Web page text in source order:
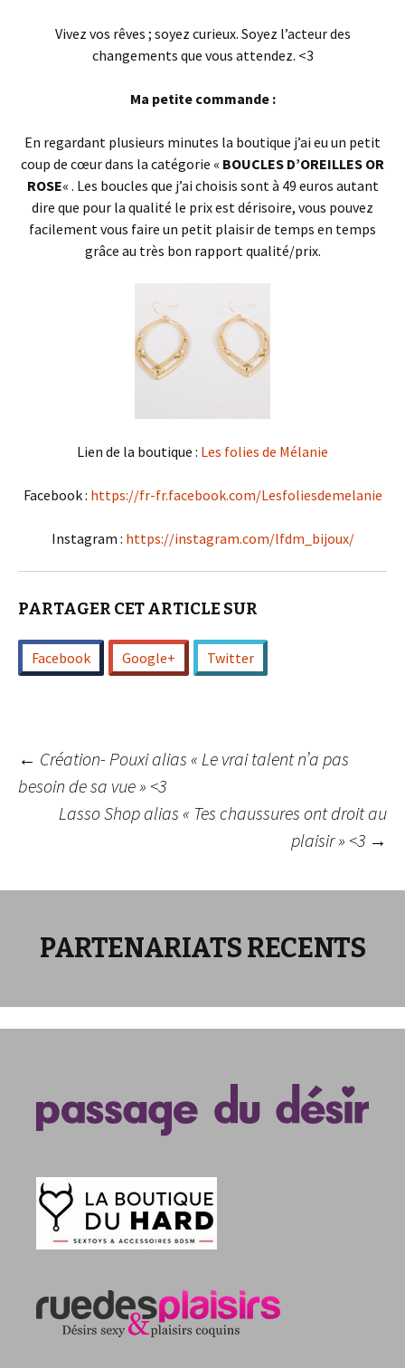
Vivez vos rêves ; soyez curieux. Soyez l’acteur des
changements que vous attendez. <3
Ma petite commande :
En regardant plusieurs minutes la boutique j’ai eu un petit
coup de cœur dans la catégorie « BOUCLES D’OREILLES OR
ROSE« . Les boucles que j’ai choisis sont à 49 euros autant
dire que pour la qualité le prix est dérisoire, vous pouvez
facilement vous faire un petit plaisir de temps en temps
grâce au très bon rapport qualité/prix.
Lien de la boutique : Les folies de Mélanie
Facebook : https://fr-fr.facebook.com/Lesfoliesdemelanie
Instagram : https://instagram.com/lfdm_bijoux/
PARTAGER CET ARTICLE SUR
Facebook Google+ Twitter
Navigation
des
articles
← Création- Pouxi alias « Le vrai talent n’a pas
besoin de sa vue » <3
Lasso Shop alias « Tes chaussures ont droit au
plaisir » <3 →
PARTENARIATS RECENTS